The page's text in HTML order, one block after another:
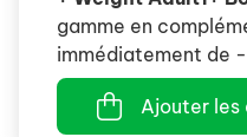
gamme en
immédiatement de
Ajouter les